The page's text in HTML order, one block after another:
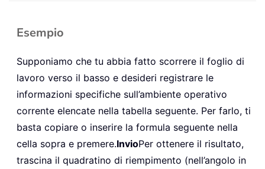
Esempio
Supponiamo che tu abbia fatto scorrere il foglio di
lavoro verso il basso e desideri registrare le
informazioni specifiche sull’ambiente operativo
corrente elencate nella tabella seguente. Per farlo, ti
basta copiare o inserire la formula seguente nella
cella sopra e premere.InvioPer ottenere il risultato,
trascina il quadratino di riempimento (nell’angolo in